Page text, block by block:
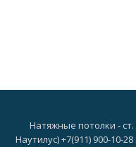
Натяжные потолки -
Наутилус) +7(911) 900-10-